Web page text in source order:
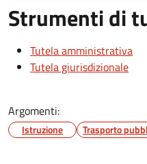
Strumenti di
Tutela amministrativa
Tutela giurisdizionale
Argomenti:
Istruzione Trasporto